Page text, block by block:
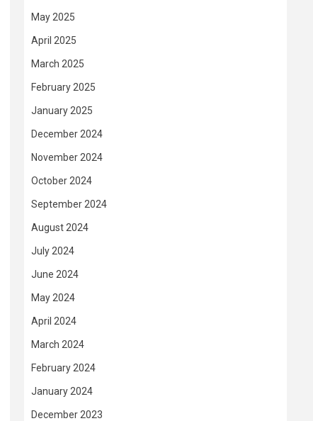
May 2025
April 2025
March 2025
February 2025
January 2025
December 2024
November 2024
October 2024
September 2024
August 2024
July 2024
June 2024
May 2024
April 2024
March 2024
February 2024
January 2024
December 2023